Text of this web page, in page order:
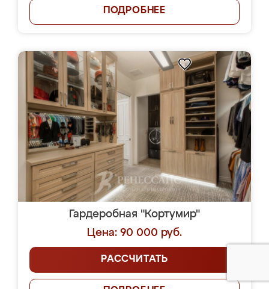
ПОДРОБНЕЕ
Гардеробная "Кортумир"
Цена: 90 000 руб.
РАССЧИТАТЬ